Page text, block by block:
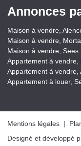
Annonces
Maison à vendre,
Maison à vendre,
Maison à vendre, Sees
Appartement à
Appartement à vendre,
Appartement à louer,
Mentions légales |
Designé et développé